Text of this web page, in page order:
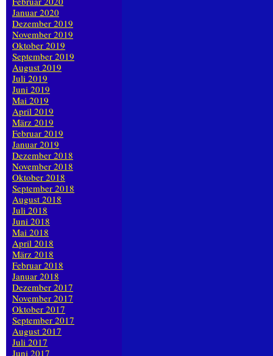
Januar 2020
Dezember 2019
November 2019
Oktober 2019
September 2019
August 2019
Juli 2019
Juni 2019
Mai 2019
April 2019
März 2019
Februar 2019
Januar 2019
Dezember 2018
November 2018
Oktober 2018
September 2018
August 2018
Juli 2018
Juni 2018
Mai 2018
April 2018
März 2018
Februar 2018
Januar 2018
Dezember 2017
November 2017
Oktober 2017
September 2017
August 2017
Juli 2017
Juni 2017